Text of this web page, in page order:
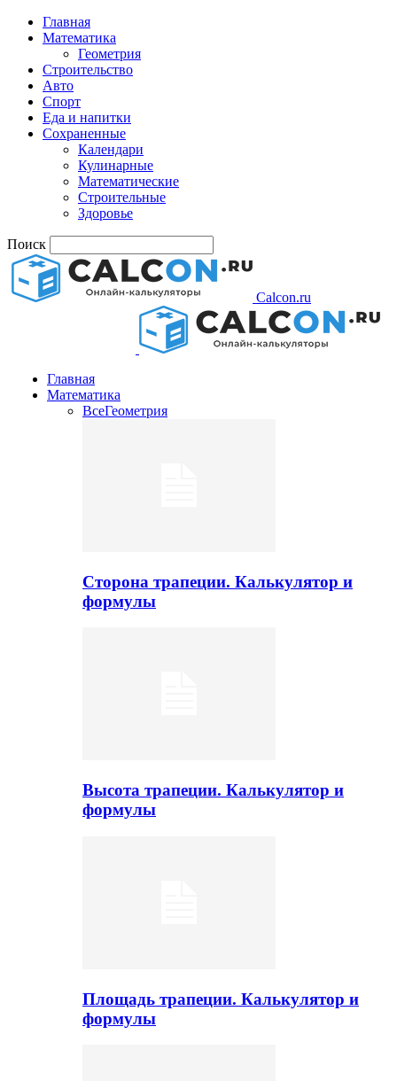
Главная
Математика
Геометрия
Строительство
Авто
Спорт
Еда и напитки
Сохраненные
Календари
Кулинарные
Математические
Строительные
Здоровье
Поиск
Calcon.ru
Главная
Математика
ВсеГеометрия
Сторона трапеции. Калькулятор и
формулы
Высота трапеции. Калькулятор и
формулы
Площадь трапеции. Калькулятор и
формулы